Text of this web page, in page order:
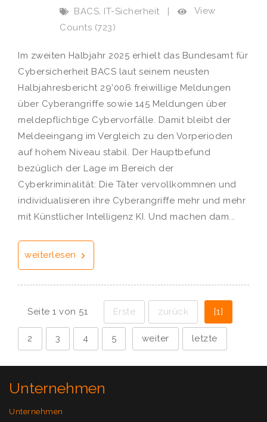
BACS, IT-Sicherheit |
View
Counts (723)
Im zweiten Halbjahr 2025 erhielt das Bundesamt für
Cybersicherheit BACS laut seinem neusten
Halbjahresbericht 29'006 freiwillige Meldungen
über Cyberangriffe sowie 145 Meldungen über
meldepflichtige Cybervorfälle. Damit bleibt der
Meldeeingang im Vergleich zu den Vorperioden
auf hohem Niveau stabil. Der Hauptbefund
bezüglich der Lage im Bereich der
Cyberkriminalität: Die Täter vervollkommnen und
individualisieren ihre Cyberangriffe mehr und mehr
mit Künstlicher Intelligenz KI. Und machen dam...
weiterlesen
Seite 1 von 51 Erste zurück [1]
2 3 4 5 weiter letzte
Unternehmen
Unternehmen